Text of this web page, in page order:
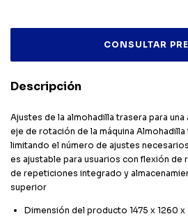
Descripción
Ajustes de la almohadilla trasera para
eje de rotación de la máquina
limitando el número de ajustes
es ajustable para usuarios con flexión de
de repeticiones integrado y
superior
Dimensión del producto 1475 x 1260 x